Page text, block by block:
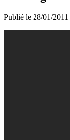
Publié le 28/01/2011